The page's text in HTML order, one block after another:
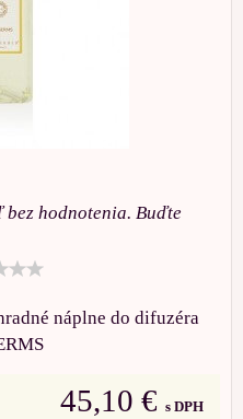
bez hodnotenia. Buďte
náplne do difuzéra
45,10 € s DPH